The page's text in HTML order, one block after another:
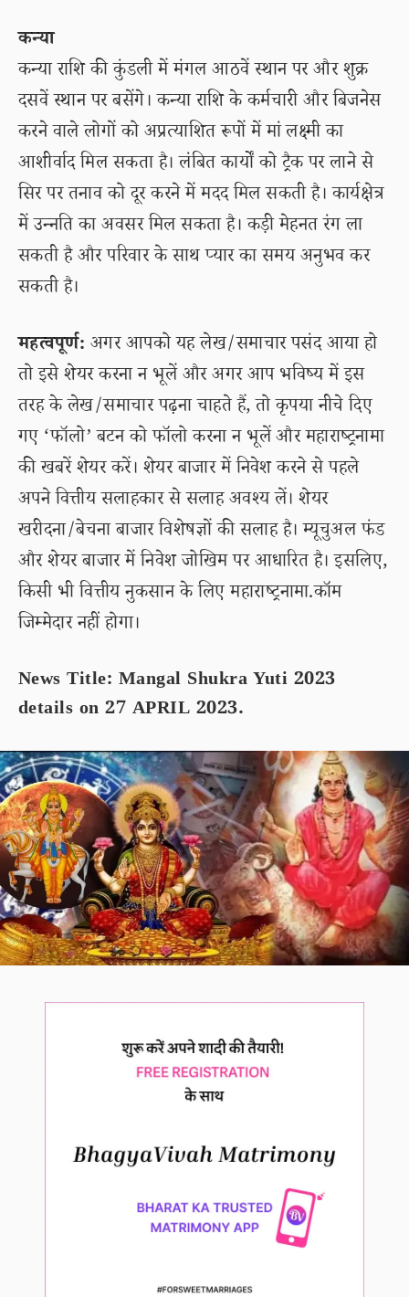
कन्या
कन्या राशि की कुंडली में मंगल आठवें स्थान पर और शुक्र
दसवें स्थान पर बसेंगे। कन्या राशि के कर्मचारी और बिजनेस
करने वाले लोगों को अप्रत्याशित रूपों में मां लक्ष्मी का
आशीर्वाद मिल सकता है। लंबित कार्यों को ट्रैक पर लाने से
सिर पर तनाव को दूर करने में मदद मिल सकती है। कार्यक्षेत्र
में उन्नति का अवसर मिल सकता है। कड़ी मेहनत रंग ला
सकती है और परिवार के साथ प्यार का समय अनुभव कर
सकती है।
महत्वपूर्ण: अगर आपको यह लेख/समाचार पसंद आया हो
तो इसे शेयर करना न भूलें और अगर आप भविष्य में इस
तरह के लेख/समाचार पढ़ना चाहते हैं, तो कृपया नीचे दिए
गए ‘फॉलो’ बटन को फॉलो करना न भूलें और महाराष्ट्रनामा
की खबरें शेयर करें। शेयर बाजार में निवेश करने से पहले
अपने वित्तीय सलाहकार से सलाह अवश्य लें। शेयर
खरीदना/बेचना बाजार विशेषज्ञों की सलाह है। म्यूचुअल फंड
और शेयर बाजार में निवेश जोखिम पर आधारित है। इसलिए,
किसी भी वित्तीय नुकसान के लिए महाराष्ट्रनामा.कॉम
जिम्मेदार नहीं होगा।
News Title: Mangal Shukra Yuti 2023
details on 27 APRIL 2023.